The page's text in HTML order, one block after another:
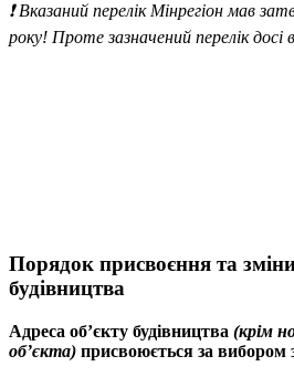
❗️ Вказаний перелік Мінрегіон мав
року! Проте зазначений перелік досі
Порядок присвоєння та
будівництва
Адреса об’єкту будівництва (крім
об’єкта) присвоюється за вибором